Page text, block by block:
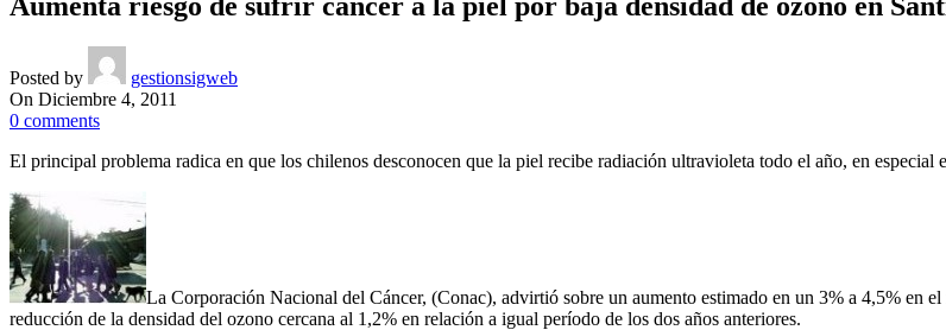
Posted by
gestionsigweb
On Diciembre 4, 2011
0 comments
El principal problema radica en que los chilenos desconocen que la piel recibe radiación ultravioleta todo el año, en especial
La Corporación Nacional del Cáncer, (Conac), advirtió sobre un aumento estimado en un 3% a 4,5% en
reducción de la densidad del ozono cercana al 1,2% en relación a igual período de los dos años anteriores.